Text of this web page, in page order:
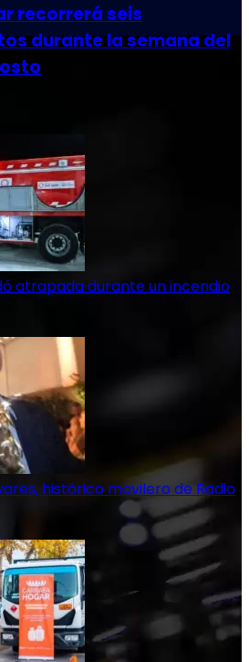
recorrerá seis
durante la semana del
atrapada durante un incendio
histórico movilero de Radio